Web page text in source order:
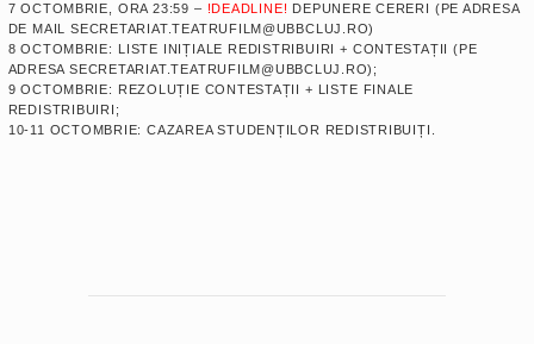
7 OCTOMBRIE, ORA 23:59 – !DEADLINE! DEPUNERE CERERI (PE ADRESA
DE MAILSECRETARIAT.TEATRUFILM@UBBCLUJ.RO)
8 OCTOMBRIE: LISTE INIȚIALE REDISTRIBUIRI + CONTESTAȚII (PE
ADRESASECRETARIAT.TEATRUFILM@UBBCLUJ.RO);
9 OCTOMBRIE: REZOLUȚIE CONTESTAȚII + LISTE FINALE
REDISTRIBUIRI;
10-11 OCTOMBRIE: CAZAREA STUDENȚILOR REDISTRIBUIȚI.